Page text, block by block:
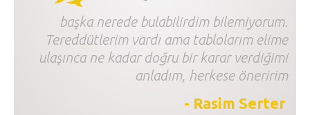
başka nerede bulabilirdim bilemiyorum.
Tereddütlerim vardı ama tablolarım elime
ulaşınca ne kadar doğru bir karar verdiğimi
anladım, herkese öneririm
- Rasim Serter